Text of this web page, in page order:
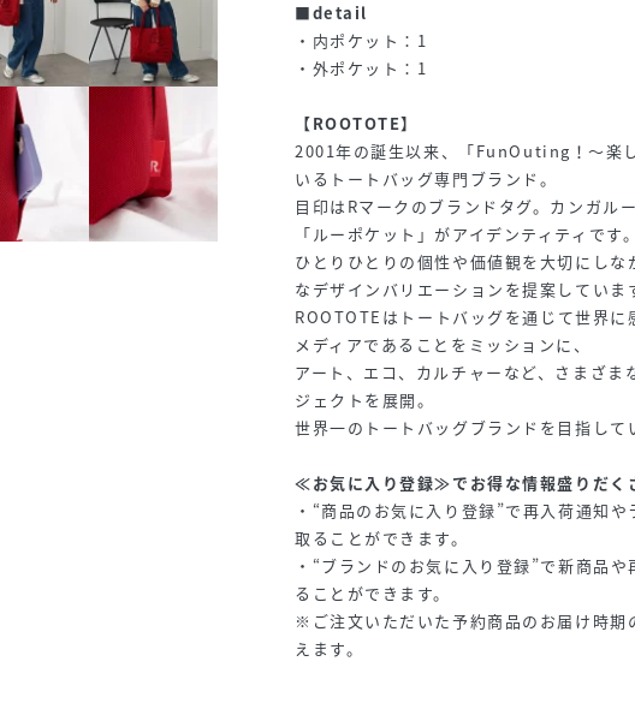
■detail
・内ポケット：1
・外ポケット：1
【ROOTOTE】
2001年の誕生以来、「FunOuting！～楽
いるトートバッグ専門ブランド。
目印はRマークのブランドタグ。カンガル
「ルーポケット」がアイデンティティです。
ひとりひとりの個性や価値観を大切にし
なデザインバリエーションを提案していま
ROOTOTEはトートバッグを通じて世界に
メディアであることをミッションに、
アート、エコ、カルチャーなど、さまざま
ジェクトを展開。
世界一のトートバッグブランドを目指して
≪お気に入り登録≫でお得な情報盛りだく
・“商品のお気に入り登録”で再入荷通知
取ることができます。
・“ブランドのお気に入り登録”で新商品
ることができます。
※ご注文いただいた予約商品のお届け時期
えます。